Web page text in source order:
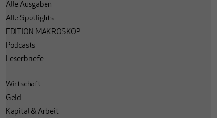
Alle Ausgaben
Alle Spotlights
EDITION MAKROSKOP
Podcasts
Leserbriefe
Wirtschaft
Geld
Kapital & Arbeit